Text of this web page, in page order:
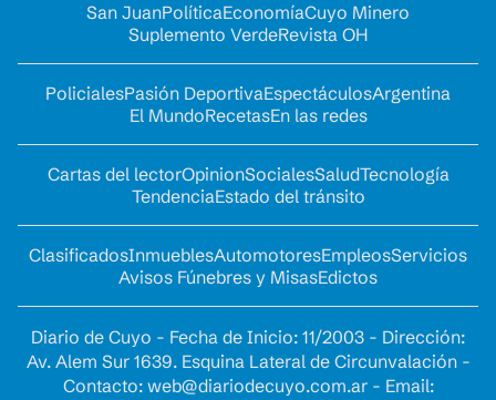
San JuanPolíticaEconomíaCuyo Minero
Suplemento VerdeRevista OH
PolicialesPasión DeportivaEspectáculosArgentina
El MundoRecetasEn las redes
Cartas del lectorOpinionSocialesSaludTecnología
TendenciaEstado del tránsito
ClasificadosInmueblesAutomotoresEmpleosServicios
Avisos Fúnebres y MisasEdictos
Diario de Cuyo - Fecha de Inicio: 11/2003 - Dirección:
Av. Alem Sur 1639. Esquina Lateral de Circunvalación -
Contacto: web@diariodecuyo.com.ar- Email: